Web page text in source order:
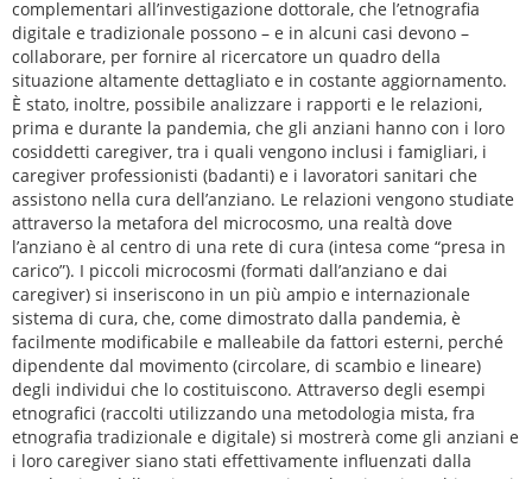
complementari all’investigazione dottorale, che l’etnografia
digitale e tradizionale possono – e in alcuni casi devono –
collaborare, per fornire al ricercatore un quadro della
situazione altamente dettagliato e in costante aggiornamento.
È stato, inoltre, possibile analizzare i rapporti e le relazioni,
prima e durante la pandemia, che gli anziani hanno con i loro
cosiddetti caregiver, tra i quali vengono inclusi i famigliari, i
caregiver professionisti (badanti) e i lavoratori sanitari che
assistono nella cura dell’anziano. Le relazioni vengono studiate
attraverso la metafora del microcosmo, una realtà dove
l’anziano è al centro di una rete di cura (intesa come “presa in
carico”). I piccoli microcosmi (formati dall’anziano e dai
caregiver) si inseriscono in un più ampio e internazionale
sistema di cura, che, come dimostrato dalla pandemia, è
facilmente modificabile e malleabile da fattori esterni, perché
dipendente dal movimento (circolare, di scambio e lineare)
degli individui che lo costituiscono. Attraverso degli esempi
etnografici (raccolti utilizzando una metodologia mista, fra
etnografia tradizionale e digitale) si mostrerà come gli anziani e
i loro caregiver siano stati effettivamente influenzati dalla